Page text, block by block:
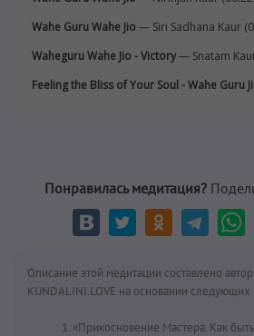
Wahe Guru Wahe Jio— Siri Sadhana Kaur
Waheguru Wahe Jio - Victory— Snatam
Feeling the Bliss of Your Soul - Wahe Guru
Понравилась медитация?
Описание этой медитации составлено
KUNDALINI.LOVE на основании следующих
«Прикосновение Мастера. Как